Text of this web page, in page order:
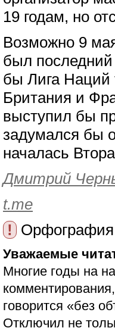
19 годам, но
Возможно 9
был
бы Лига Наций
Британия и
выступил бы
задумался бы
началась
Дмитрий
t.me
!
Орфография
Уважаемые
Многие годы на
говорится «без
Отключил не